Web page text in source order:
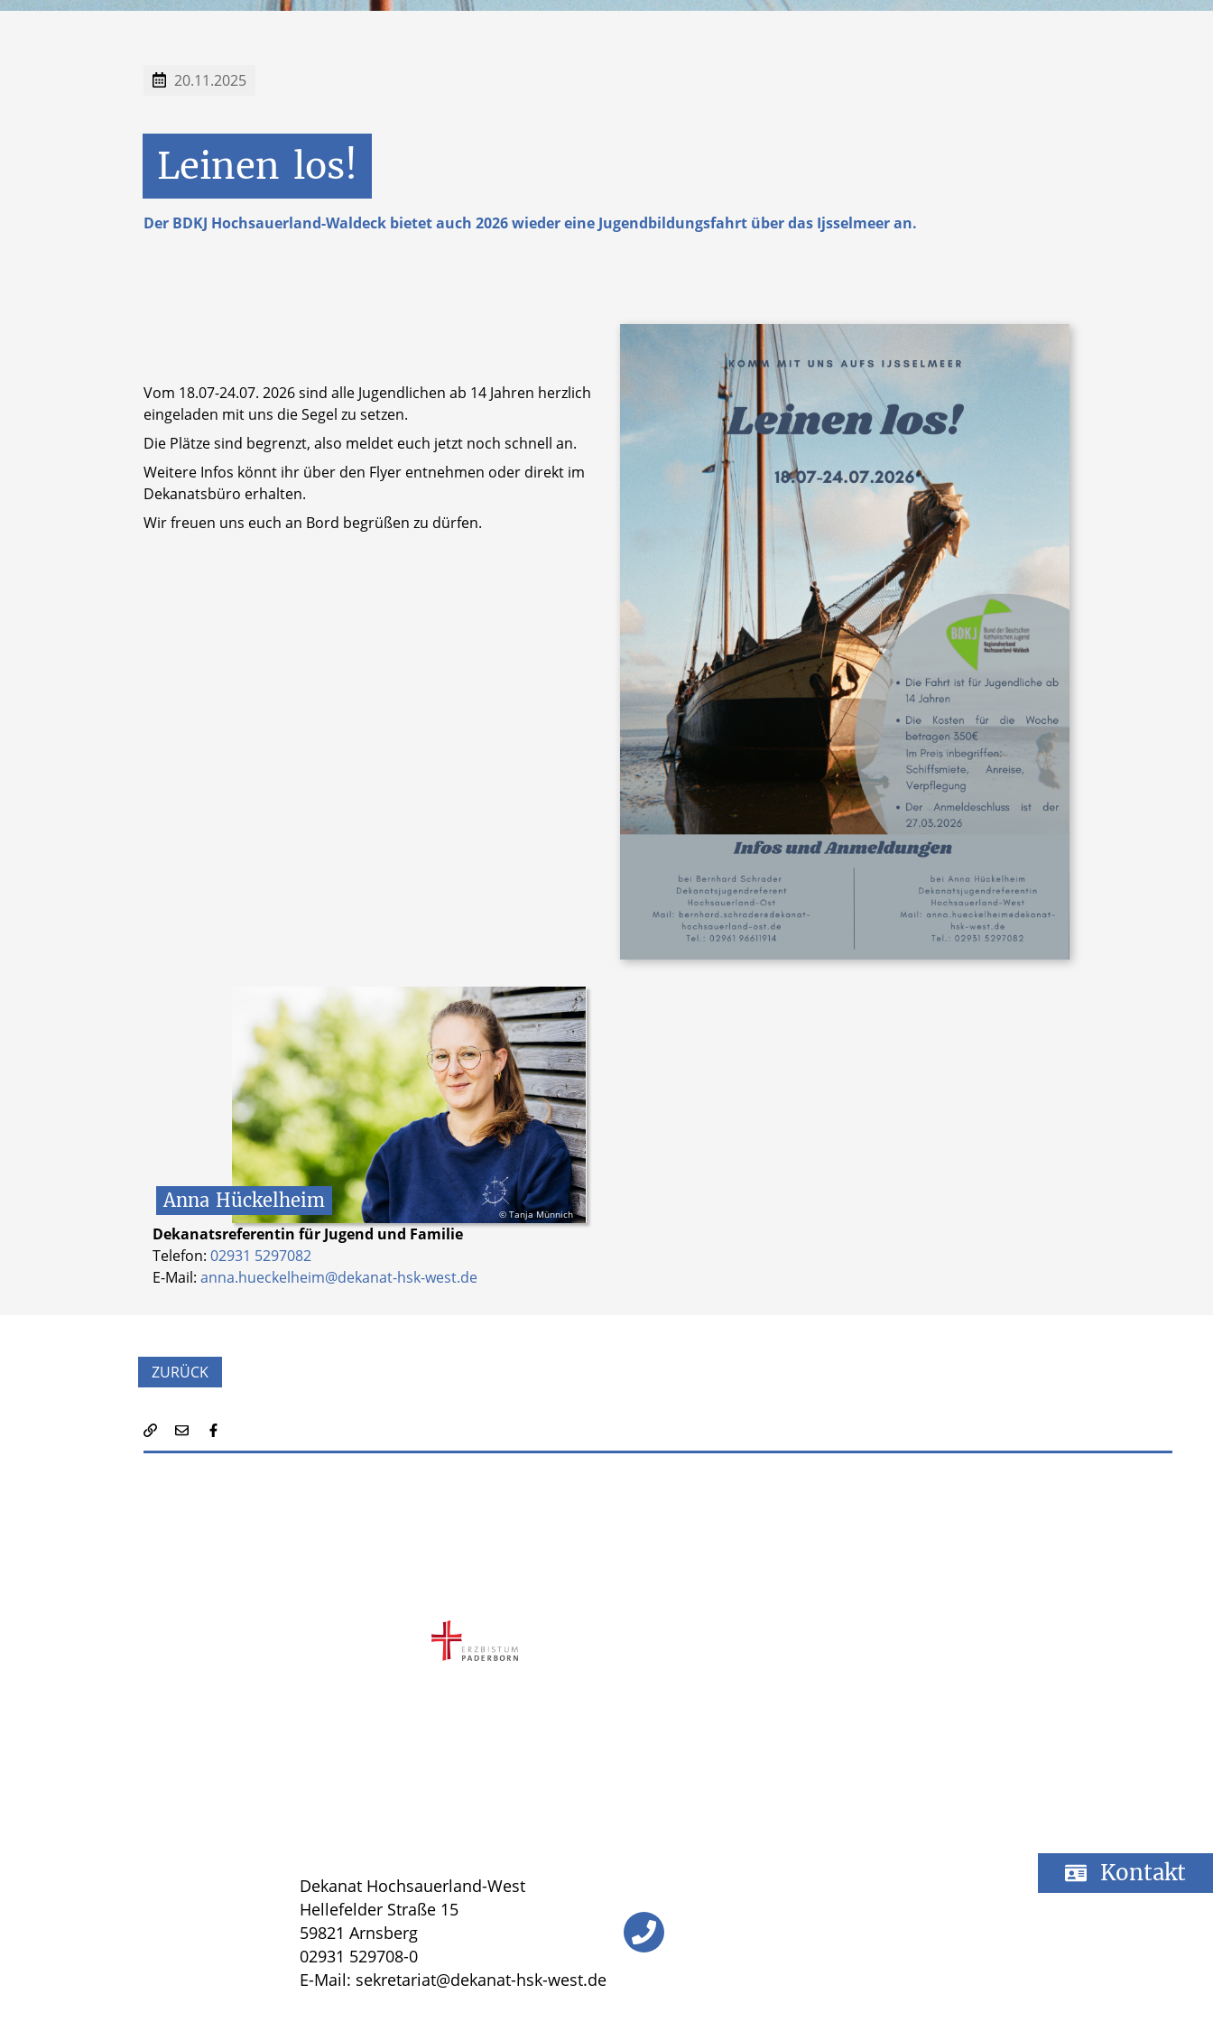
20.11.2025
Leinen los!
Der BDKJ Hochsauerland-Waldeck bietet auch 2026 wieder eine Jugendbildungsfahrt über das Ijsselmeer an.
Vom 18.07-24.07. 2026 sind alle Jugendlichen ab 14 Jahren herzlich
eingeladen mit uns die Segel zu setzen.
Die Plätze sind begrenzt, also meldet euch jetzt noch schnell an.
Weitere Infos könnt ihr über den Flyer entnehmen oder direkt im
Dekanatsbüro erhalten.
Wir freuen uns euch an Bord begrüßen zu dürfen.
© Tanja Münnich
Anna Hückelheim
Dekanatsreferentin für Jugend und Familie
Telefon: 02931 5297082
E-Mail: anna.hueckelheim@dekanat-hsk-west.de
ZURÜCK
Kontakt
Dekanat Hochsauerland-West
Hellefelder Straße 15
59821 Arnsberg
02931 529708-0
E-Mail: sekretariat@dekanat-hsk-west.de